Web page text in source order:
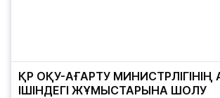
ҚР ОҚУ-АҒАРТУ МИНИСТРЛІГІНІҢ
ІШІНДЕГІ ЖҰМЫСТАРЫНА ШОЛУ